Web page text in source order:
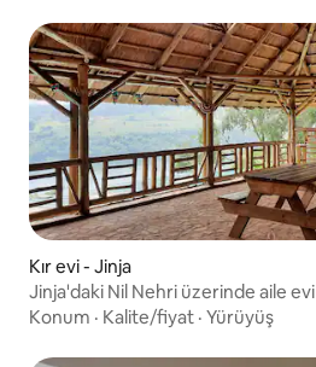
Kır evi - Jinja
Jinja'daki Nil Nehri üzerinde aile evi
Konum · Kalite/fiyat · Yürüyüş